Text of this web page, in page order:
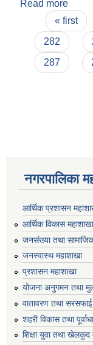
Read more
Pages« first
282
287
नगरपालिका
आर्थिक प्रशासन
आर्थिक विकास महाशाखा
जनसंख्या तथा
जनस्वास्थ महाशाखा
प्रशासन महाशाखा
योजना अनुगमन तथा
वातावरण तथा सरसफाई
शहरी विकास तथा
शिक्षा युवा तथा खेलकुद